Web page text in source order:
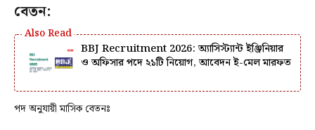
বেতন:
BBJ Recruitment 2026: অ্যাসিস্ট্যান্ট ইঞ্জিনিয়ার
ও অফিসার পদে ২১টি নিয়োগ, আবেদন ই-মেল মারফত
পদ অনুযায়ী মাসিক বেতনঃ